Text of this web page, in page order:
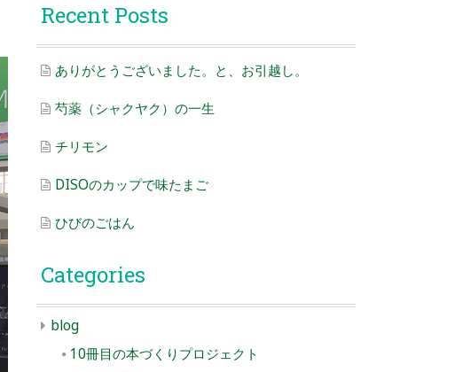
Recent Posts
ありがとうございました。と、お引越し。
芍薬（シャクヤク）の一生
チリモン
DISOのカップで味たまご
ひびのごはん
Categories
blog
10冊目の本づくりプロジェクト